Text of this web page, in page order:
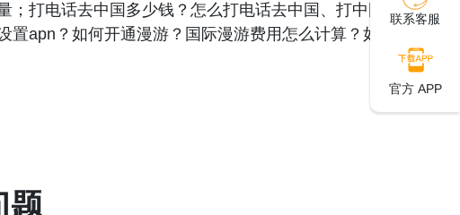
打电话去中国多少钱？怎么打电话去中国、打中国
apn？如何开通漫游？国际漫游费用怎么计算？如何
题
联系客服
官方 APP